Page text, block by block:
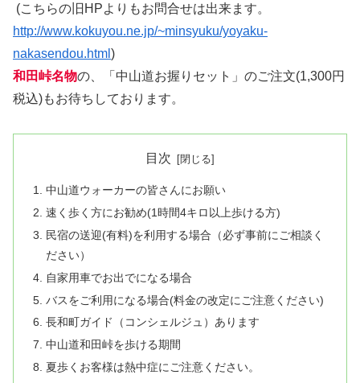
(こちらの旧HPよりもお問合せは出来ます。
http://www.kokuyou.ne.jp/~minsyuku/yoyaku-
nakasendou.html )
和田峠名物の、「中山道お握りセット」のご注文(1,300円
税込)もお待ちしております。
目次
中山道ウォーカーの皆さんにお願い
速く歩く方にお勧め(1時間4キロ以上歩ける方)
民宿の送迎(有料)を利用する場合（必ず事前にご相談く
ださい）
自家用車でお出でになる場合
バスをご利用になる場合(料金の改定にご注意ください)
長和町ガイド（コンシェルジュ）あります
中山道和田峠を歩ける期間
夏歩くお客様は熱中症にご注意ください。